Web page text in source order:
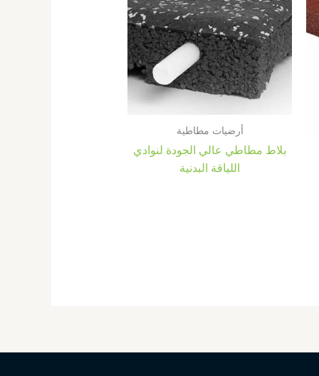
أرضيات مطاطية
بلاط مطاطي عالي الجودة لنوادي
اللياقة البدنية